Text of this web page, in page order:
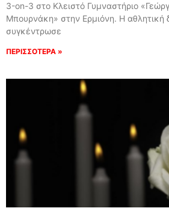
3-on-3 στο Κλειστό Γυμναστήριο
Μπουρνάκη» στην Ερμιόνη. Η αθλητική
συγκέντρωσε
ΠΕΡΙΣΣΟΤΕΡΑ »